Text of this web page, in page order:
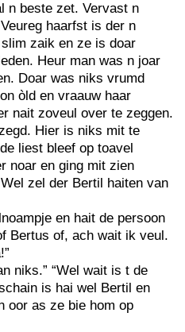
n beste zet. Vervast n
haarfst is der n
zaik en ze is doar
Heur man was n joar
Doar was niks vrumd
òld en vraauw haar
nait zoveul over te zeggen.
Hier is niks mit te
liest bleef op toavel
noar en ging mit zien
zel der Bertil haiten van
en hait de persoon
Bertus of, ach wait ik veul.
niks.” “Wel wait is t de
is hai wel Bertil en
oor as ze bie hom op